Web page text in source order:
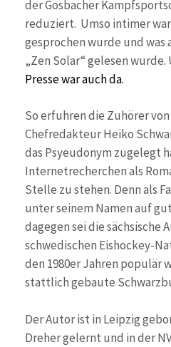
der Gosbacher
reduziert. Umso intimer
gesprochen wurde und was
„Zen Solar“ gelesen wurde.
Presse war auch da.
So erfuhren die Zuhörer von
Chefredakteur Heiko
das Psyeudonym zugelegt
Internetrecherchen als
Stelle zu stehen. Denn als
unter seinem Namen auf
dagegen sei die sächsische
schwedischen Eishockey-
den 1980er Jahren populär
stattlich gebaute
Der Autor ist in Leipzig
Dreher gelernt und in der